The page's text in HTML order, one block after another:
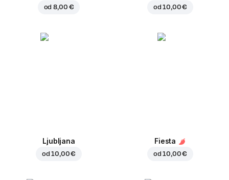
od8,00 € od10,00 €
Ljubljana
od10,00 €
Fiesta
od10,00 €